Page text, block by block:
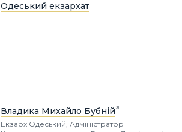
Одеський екзархат
Владика Михайло Бубній
Екзарх Одеський, Адміністратор